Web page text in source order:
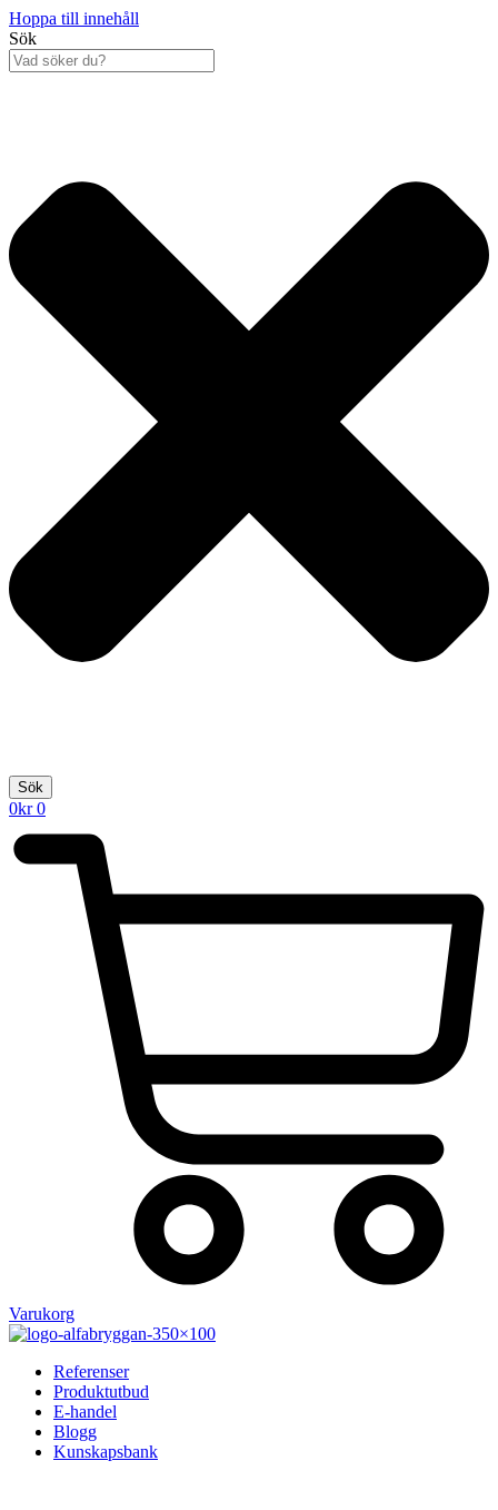
Hoppa till innehåll
Sök
Sök
0kr 0
Varukorg
Referenser
Produktutbud
E-handel
Blogg
Kunskapsbank